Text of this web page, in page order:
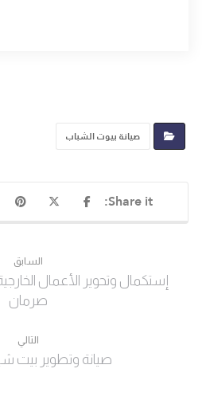
صيانة بيوت الشباب
السابق
إستكمال وتحوير الأعمال
صرمان
التالي
صيانة وتطوير بيت